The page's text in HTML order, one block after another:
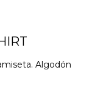
Algodón